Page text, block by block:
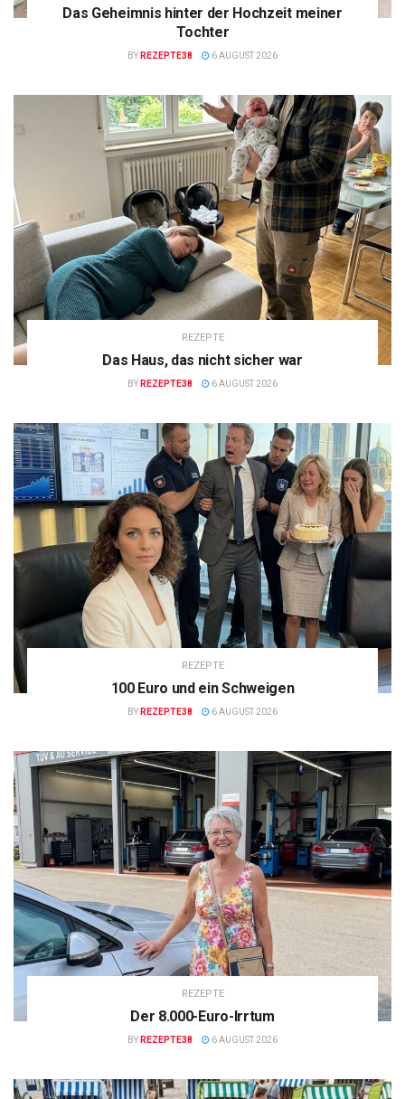
Das Geheimnis hinter der Hochzeit meiner
Tochter
BY REZEPTE38 6 AUGUST 2026
REZEPTE
Das Haus, das nicht sicher war
BY REZEPTE38 6 AUGUST 2026
REZEPTE
100 Euro und ein Schweigen
BY REZEPTE38 6 AUGUST 2026
REZEPTE
Der 8.000-Euro-Irrtum
BY REZEPTE38 6 AUGUST 2026